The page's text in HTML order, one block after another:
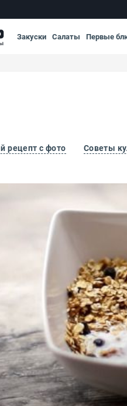
Закуски Салаты Первые
рецепт с фото Советы